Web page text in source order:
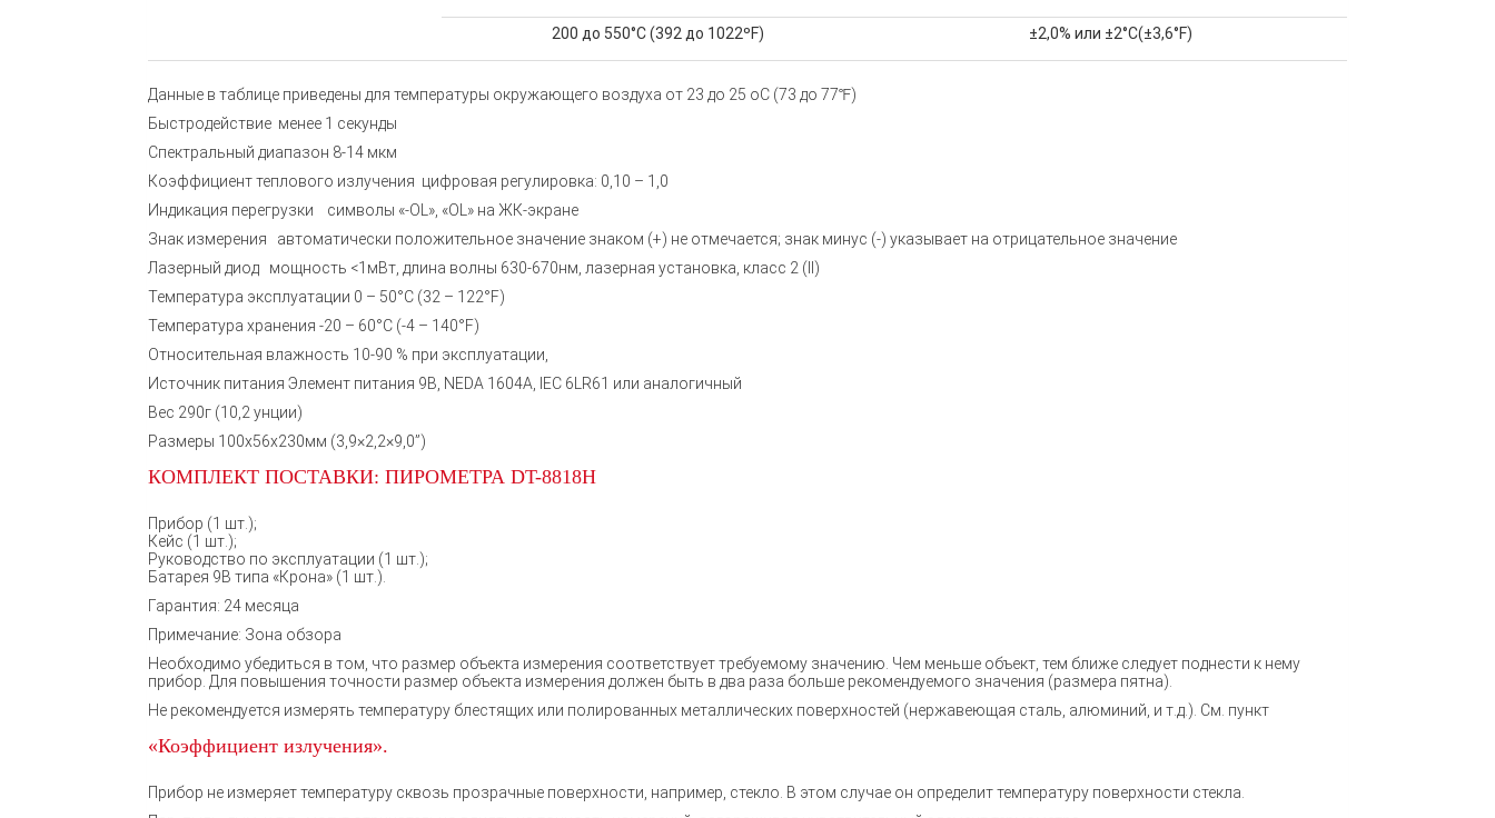
200 до 550°C (392 до 1022ºF) ±2,0% или ±2°C(±3,6°F)
Данные в таблице приведены для температуры окружающего воздуха от 23 до 25 oC (73 до 77℉)
Быстродействие менее 1 секунды
Спектральный диапазон 8-14 мкм
Коэффициент теплового излучения цифровая регулировка: 0,10 – 1,0
Индикация перегрузки символы «-OL», «OL» на ЖК-экране
Знак измерения автоматически положительное значение знаком (+) не отмечается; знак минус (-) указывает на отрицательное значение
Лазерный диод мощность <1мВт, длина волны 630-670нм, лазерная установка, класс 2 (II)
Температура эксплуатации 0 – 50°C (32 – 122°F)
Температура хранения -20 – 60°C (-4 – 140°F)
Относительная влажность 10-90 % при эксплуатации,
Источник питания Элемент питания 9В, NEDA 1604A, IEC 6LR61 или аналогичный
Вес 290г (10,2 унции)
Размеры 100x56x230мм (3,9×2,2×9,0”)
КОМПЛЕКТ ПОСТАВКИ: ПИРОМЕТРА DT-8818H
Прибор (1 шт.);
Кейс (1 шт.);
Руководство по эксплуатации (1 шт.);
Батарея 9В типа «Крона» (1 шт.).
Гарантия: 24 месяца
Примечание: Зона обзора
Необходимо убедиться в том, что размер объекта измерения соответствует требуемому значению. Чем меньше объект, тем ближе следует поднести к нему
прибор. Для повышения точности размер объекта измерения должен быть в два раза больше рекомендуемого значения (размера пятна).
Не рекомендуется измерять температуру блестящих или полированных металлических поверхностей (нержавеющая сталь, алюминий, и т.д.). См. пункт
«Коэффициент излучения».
Прибор не измеряет температуру сквозь прозрачные поверхности, например, стекло. В этом случае он определит температуру поверхности стекла.